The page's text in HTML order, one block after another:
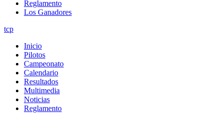
Reglamento
Los Ganadores
tcp
Inicio
Pilotos
Campeonato
Calendario
Resultados
Multimedia
Noticias
Reglamento